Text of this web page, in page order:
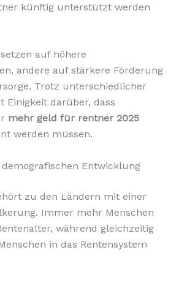
künftig unterstützt werden
auf höhere
andere auf stärkere Förderung
Trotz unterschiedlicher
Einigkeit darüber, dass
mehr geld für rentner 2025
werden müssen.
Entwicklung
zu den Ländern mit einer
Immer mehr Menschen
während gleichzeitig
in das Rentensystem